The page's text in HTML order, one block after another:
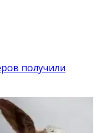
получили